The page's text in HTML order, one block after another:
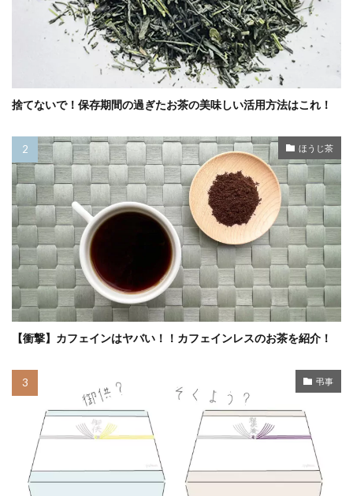
捨てないで！保存期間の過ぎたお茶の美味しい活用方法はこれ！
ほうじ茶
【衝撃】カフェインはヤバい！！カフェインレスのお茶を紹介！
弔事